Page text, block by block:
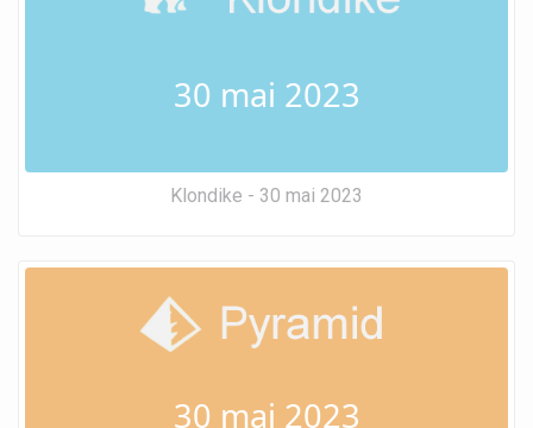
30 mai 2023
Klondike - 30 mai 2023
30 mai 2023